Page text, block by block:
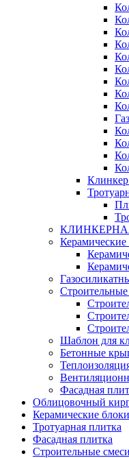
Керамические
Строительные
Шаблон для
Бетонные
Фасадная
Облицовочный
Керамические блоки
Тротуарная плитка
Фасадная плитка
Строительные смеси